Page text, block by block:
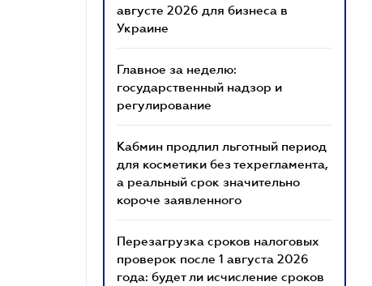
августе 2026 для бизнеса в
Украине
Главное за неделю:
государственный надзор и
регулирование
Кабмин продлил льготный период
для косметики без техрегламента,
а реальный срок значительно
короче заявленного
Перезагрузка сроков налоговых
проверок после 1 августа 2026
года: будет ли исчисление сроков